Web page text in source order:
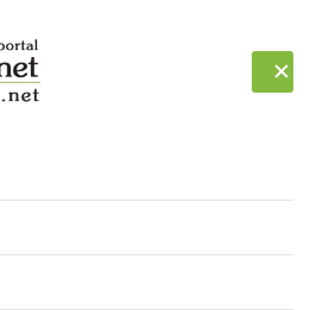
Ljutomer